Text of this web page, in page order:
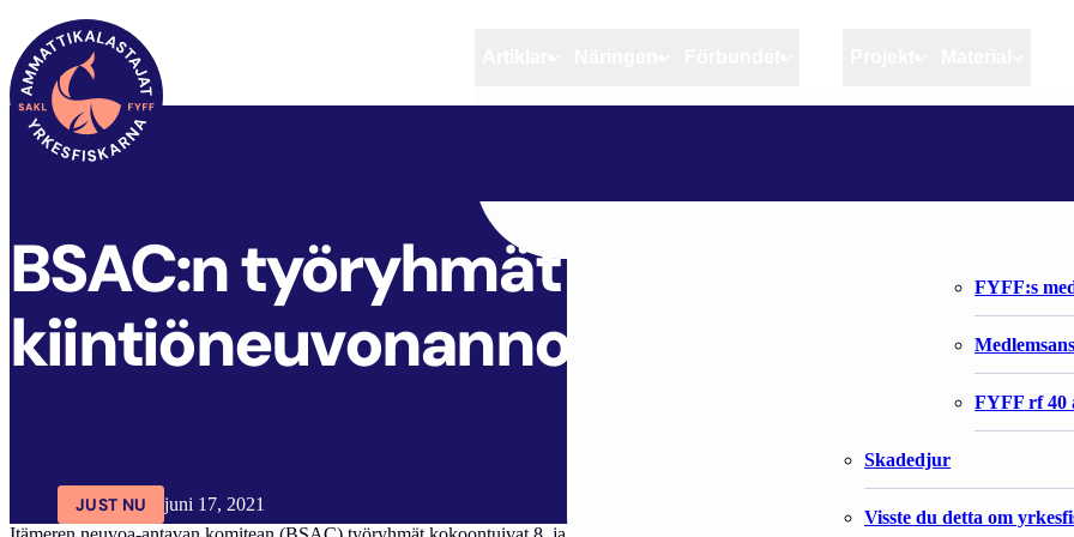
Artiklar Näringen
Riktlinjer för god praxis
Stöd till fiskerinäringen
Anvisningar
Fiskar och
Skadedjur
Visste du detta om
Förbundet
FYFF:s
FYFF rf 40
FYFF ARTIKLAR
BSAC:n työryhmät koolla
kiintiöneuvonannon
JUST NU
juni 17, 2021